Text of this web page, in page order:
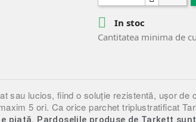

In stoc
Cantitatea minima de
sau lucios, fiind o soluție rezistentă, ușor de
5 ori. Ca orice parchet triplustratificat
piață. Pardoselile produse de Tarkett